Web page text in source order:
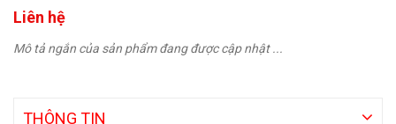
Liên hệ
Mô tả ngắn của sản phẩm đang được cập nhật ...
THÔNG TIN